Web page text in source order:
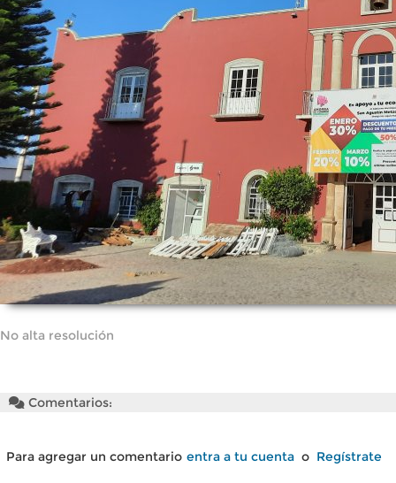
No alta resolución
Comentarios:
Para agregar un comentario entra a tu cuenta o Regístrate